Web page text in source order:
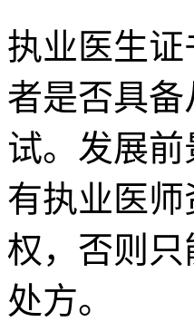
执业医生
者是否具
试。发展
有执业医
权，否则
处方。